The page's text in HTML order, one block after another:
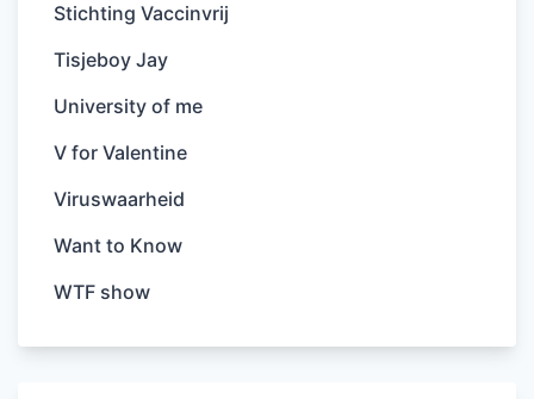
Stichting Vaccinvrij
Tisjeboy Jay
University of me
V for Valentine
Viruswaarheid
Want to Know
WTF show